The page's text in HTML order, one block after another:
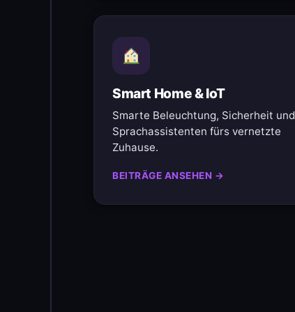
Smart Home & IoT
Smarte Beleuchtung, Sicherheit und
Sprachassistenten fürs vernetzte
Zuhause.
BEITRÄGE ANSEHEN →